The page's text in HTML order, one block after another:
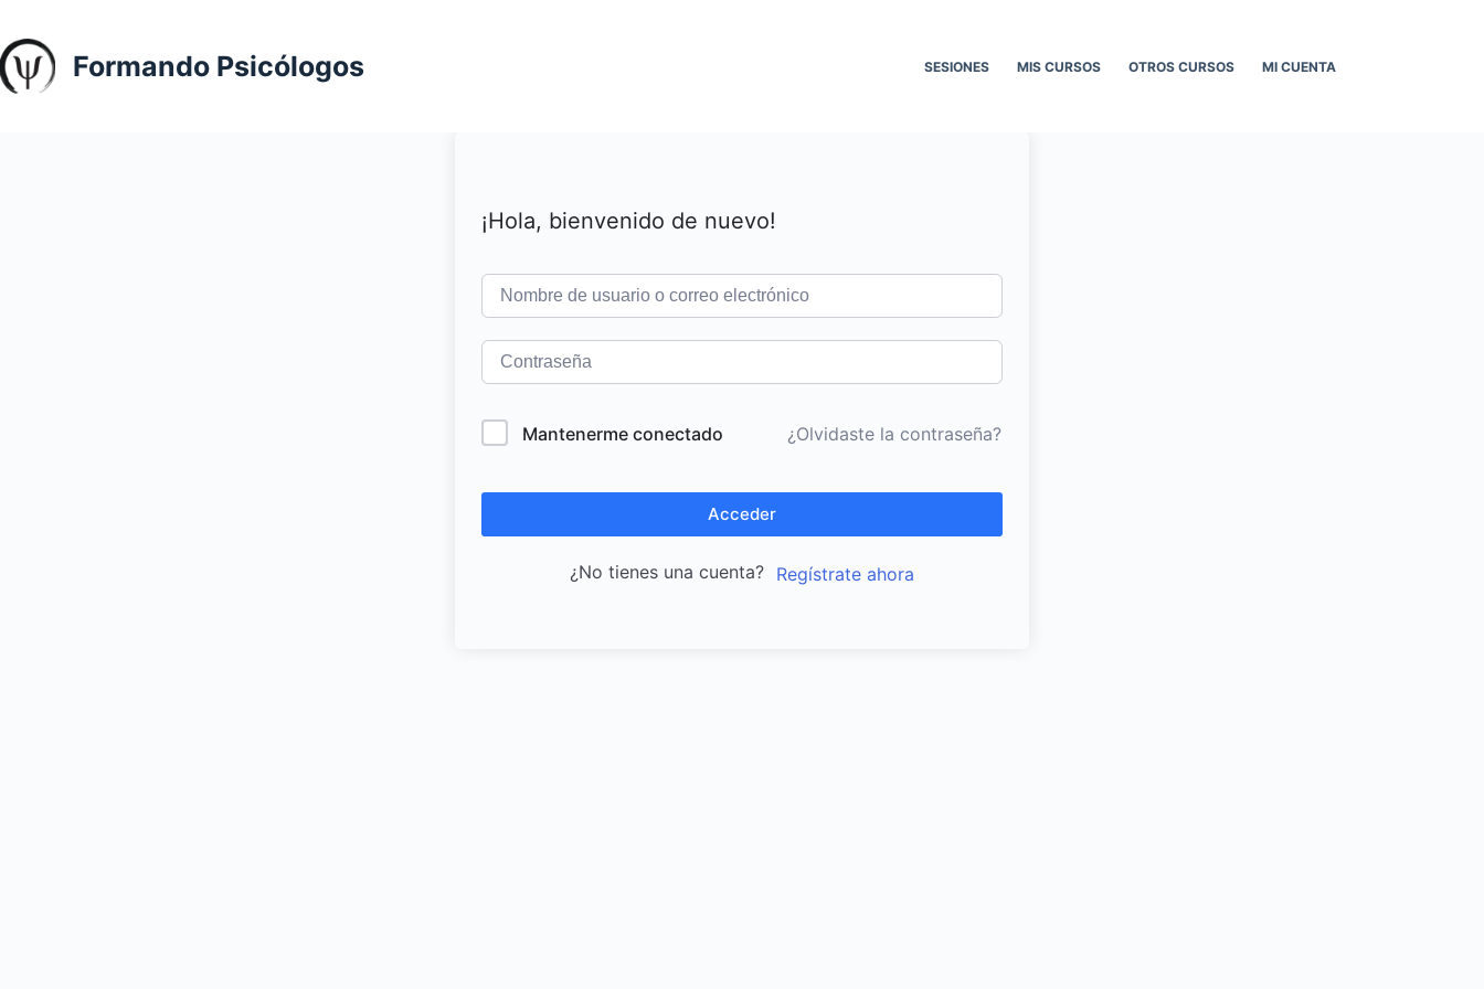
al
contenidoFormando Psicólogos SESIONES MIS CURSOS OTROS CURSOS MI CUENTA
¡Hola, bienvenido de nuevo!
Mantenerme conectado ¿Olvidaste la contraseña?
Acceder
¿No tienes una cuenta? Regístrate ahora